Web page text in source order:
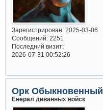
Зарегистрирован: 2025-03-06
Сообщений:2251
Последний визит:
2026-07-31 00:52:26
Орк Обыкновенный
Енерал диванных войск